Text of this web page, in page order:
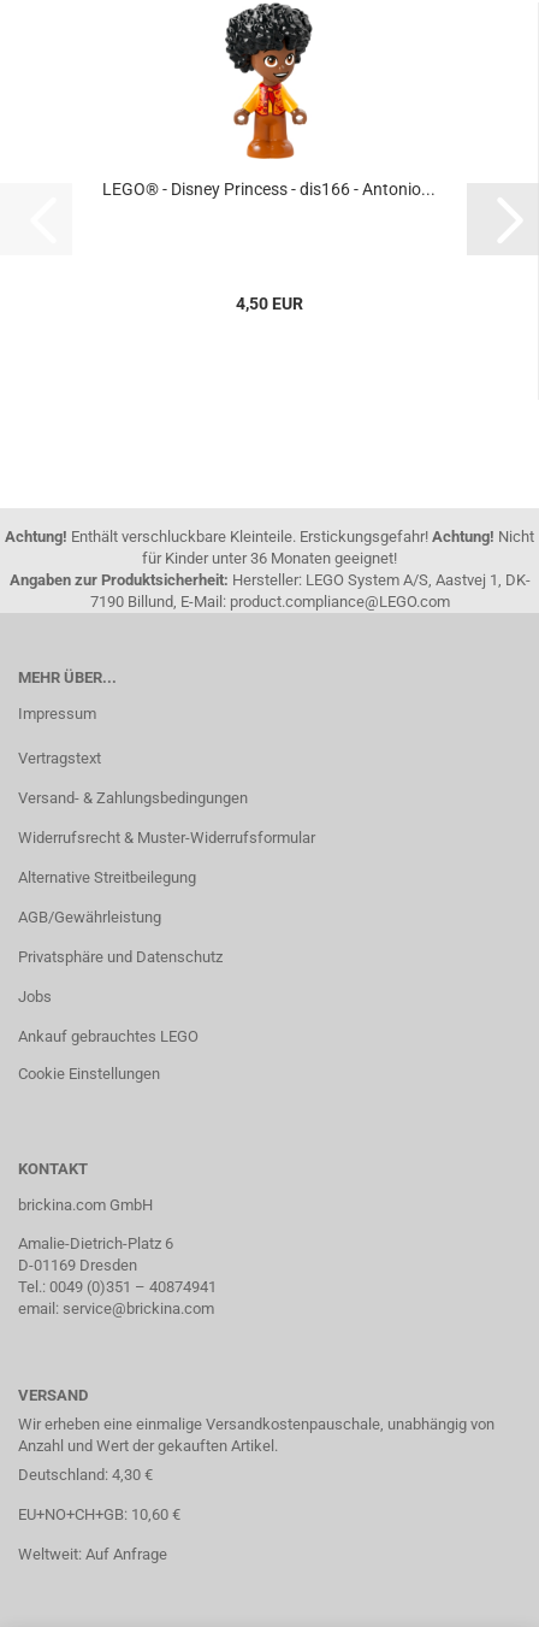
LEGO® - Disney Princess - dis166 - Antonio...
4,50 EUR
Achtung! Enthält verschluckbare Kleinteile. Erstickungsgefahr! Achtung! Nicht
für Kinder unter 36 Monaten geeignet!
Angaben zur Produktsicherheit: Hersteller: LEGO System A/S, Aastvej 1, DK-
7190 Billund, E-Mail: product.compliance@LEGO.com
MEHR ÜBER...
Impressum
Vertragstext
Versand- & Zahlungsbedingungen
Widerrufsrecht & Muster-Widerrufsformular
Alternative Streitbeilegung
AGB/Gewährleistung
Privatsphäre und Datenschutz
Jobs
Ankauf gebrauchtes LEGO
Cookie Einstellungen
KONTAKT
brickina.com GmbH
Amalie-Dietrich-Platz 6
D-01169 Dresden
Tel.: 0049 (0)351 – 40874941
email: service@brickina.com
VERSAND
Wir erheben eine einmalige Versandkostenpauschale, unabhängig von
Anzahl und Wert der gekauften Artikel.
Deutschland: 4,30 €
EU+NO+CH+GB: 10,60 €
Weltweit: Auf Anfrage